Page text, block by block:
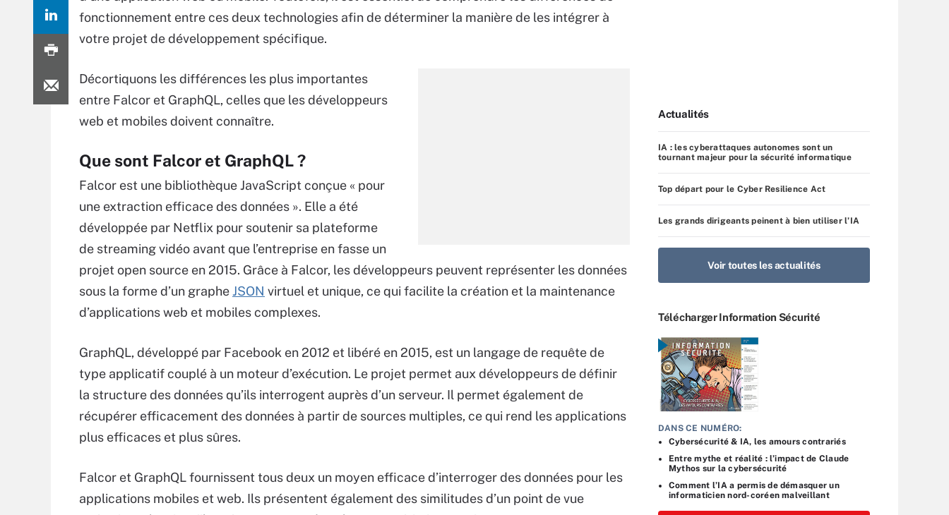
fonctionnement entre ces deux technologies afin de déterminer la manière de les intégrer à
votre projet de développement spécifique.
Décortiquons les différences les plus importantes
entre Falcor et GraphQL, celles que les développeurs
web et mobiles doivent connaître.
Que sont Falcor et GraphQL ?
Falcor est une bibliothèque JavaScript conçue « pour
une extraction efficace des données ». Elle a été
développée par Netflix pour soutenir sa plateforme
de streaming vidéo avant que l’entreprise en fasse un
projet open source en 2015. Grâce à Falcor, les développeurs peuvent représenter les données
sous la forme d’un grapheJSON virtuel et unique, ce qui facilite la création et la maintenance
d’applications web et mobiles complexes.
GraphQL, développé par Facebook en 2012 et libéré en 2015, est un langage de requête de
type applicatif couplé à un moteur d’exécution. Le projet permet aux développeurs de définir
la structure des données qu’ils interrogent auprès d’un serveur. Il permet également de
récupérer efficacement des données à partir de sources multiples, ce qui rend les applications
plus efficaces et plus sûres.
Falcor et GraphQL fournissent tous deux un moyen efficace d’interroger des données pour les
applications mobiles et web. Ils présentent également des similitudes d’un point de vue
Actualités
IA : les cyberattaques autonomes sont un
tournant majeur pour la sécurité informatique
Top départ pour le Cyber Resilience Act
Les grands dirigeants peinent à bien utiliser l’IA
Voir toutes les actualités
Télécharger Information Sécurité
DANS CE NUMÉRO:
Cybersécurité & IA, les amours contrariés
Entre mythe et réalité : l’impact de Claude
Mythos sur la cybersécurité
Comment l’IA a permis de démasquer un
informaticien nord-coréen malveillant